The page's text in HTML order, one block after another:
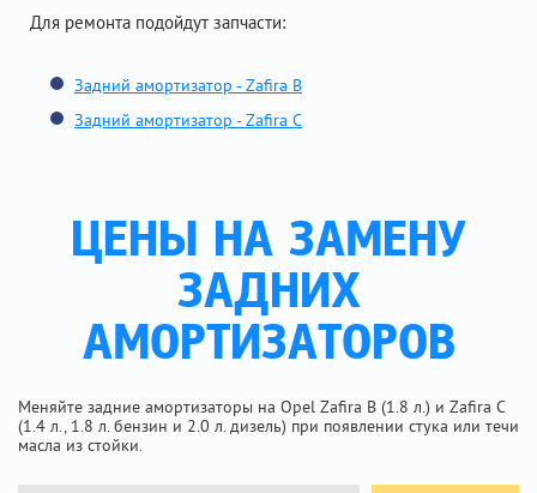
Для ремонта подойдут запчасти:
Задний амортизатор - Zafira B
Задний амортизатор - Zafira C
ЦЕНЫ НА ЗАМЕНУ
ЗАДНИХ
АМОРТИЗАТОРОВ
Меняйте задние амортизаторы на Opel Zafira B (1.8 л.) и Zafira C
(1.4 л., 1.8 л. бензин и 2.0 л. дизель) при появлении стука или течи
масла из стойки.